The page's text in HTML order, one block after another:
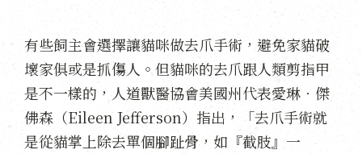
有些飼主會選擇讓貓咪做去爪手術，避免家貓破
壞家俱或是抓傷人。但貓咪的去爪跟人類剪指甲
是不一樣的，人道獸醫協會美國州代表愛琳‧傑
佛森（Eileen Jefferson）指出，「去爪手術就
是從貓掌上除去單個腳趾骨，如『截肢』一